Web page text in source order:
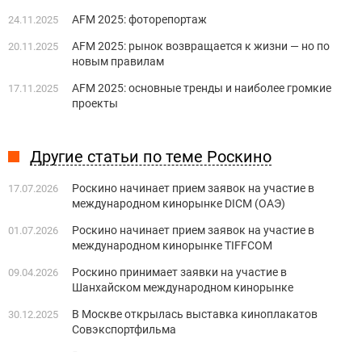
24.11.2025 AFM 2025: фоторепортаж
20.11.2025
AFM 2025: рынок возвращается к жизни — но по
новым правилам
17.11.2025
AFM 2025: основные тренды и наиболее громкие
проекты
Другие статьи по теме Роскино
17.07.2026
Роскино начинает прием заявок на участие в
международном кинорынке DICM (ОАЭ)
01.07.2026
Роскино начинает прием заявок на участие в
международном кинорынке TIFFCOM
09.04.2026
Роскино принимает заявки на участие в
Шанхайском международном кинорынке
30.12.2025
В Москве открылась выставка киноплакатов
Совэкспортфильма